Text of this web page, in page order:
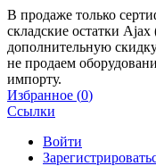
В продаже только
складские остатки
дополнительную
не продаем
импорту.
Избранное (0)
Ссылки
Войти